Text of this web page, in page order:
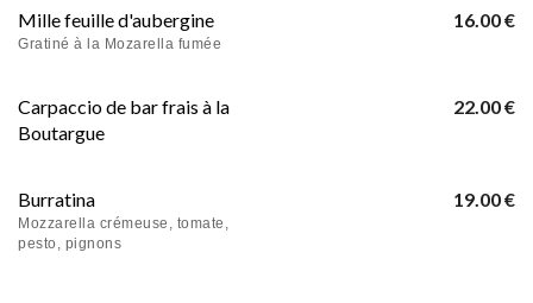
16.00 €
Mille feuille d'aubergine
Gratiné à la Mozarella fumée
22.00 €
Carpaccio de bar frais à la
Boutargue
19.00 €
Burratina
Mozzarella crémeuse, tomate,
pesto, pignons